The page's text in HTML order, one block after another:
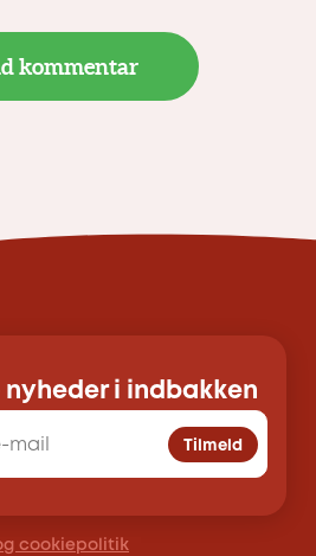
nyheder i indbakken
Tilmeld
cookiepolitik